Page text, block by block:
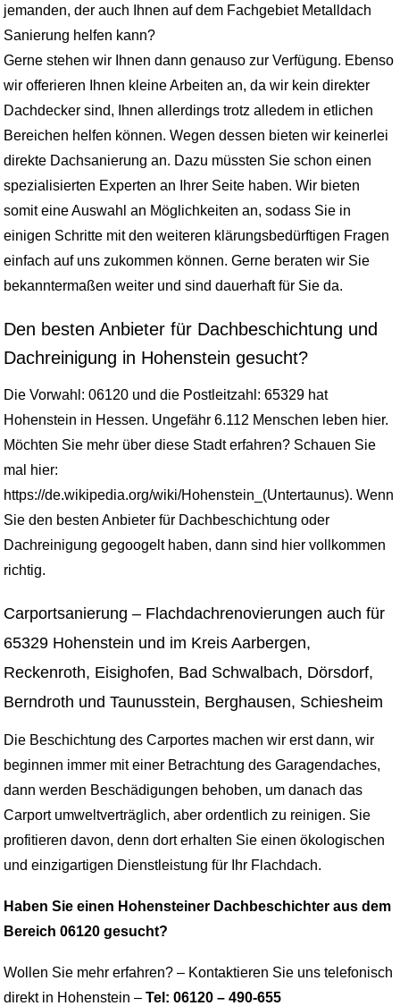
jemanden, der auch Ihnen auf dem Fachgebiet Metalldach
Sanierung helfen kann?
Gerne stehen wir Ihnen dann genauso zur Verfügung. Ebenso
wir offerieren Ihnen kleine Arbeiten an, da wir kein direkter
Dachdecker sind, Ihnen allerdings trotz alledem in etlichen
Bereichen helfen können. Wegen dessen bieten wir keinerlei
direkte Dachsanierung an. Dazu müssten Sie schon einen
spezialisierten Experten an Ihrer Seite haben. Wir bieten
somit eine Auswahl an Möglichkeiten an, sodass Sie in
einigen Schritte mit den weiteren klärungsbedürftigen Fragen
einfach auf uns zukommen können. Gerne beraten wir Sie
bekanntermaßen weiter und sind dauerhaft für Sie da.
Den besten Anbieter für Dachbeschichtung und
Dachreinigung in Hohenstein gesucht?
Die Vorwahl: 06120 und die Postleitzahl: 65329 hat
Hohenstein in Hessen. Ungefähr 6.112 Menschen leben hier.
Möchten Sie mehr über diese Stadt erfahren? Schauen Sie
mal hier:
https://de.wikipedia.org/wiki/Hohenstein_(Untertaunus). Wenn
Sie den besten Anbieter für Dachbeschichtung oder
Dachreinigung gegoogelt haben, dann sind hier vollkommen
richtig.
Carportsanierung – Flachdachrenovierungen auch für
65329 Hohenstein und im Kreis Aarbergen,
Reckenroth, Eisighofen, Bad Schwalbach, Dörsdorf,
Berndroth und Taunusstein, Berghausen, Schiesheim
Die Beschichtung des Carportes machen wir erst dann, wir
beginnen immer mit einer Betrachtung des Garagendaches,
dann werden Beschädigungen behoben, um danach das
Carport umweltverträglich, aber ordentlich zu reinigen. Sie
profitieren davon, denn dort erhalten Sie einen ökologischen
und einzigartigen Dienstleistung für Ihr Flachdach.
Haben Sie einen Hohensteiner Dachbeschichter aus dem
Bereich 06120 gesucht?
Wollen Sie mehr erfahren? – Kontaktieren Sie uns telefonisch
direkt in Hohenstein – Tel: 06120 – 490-655